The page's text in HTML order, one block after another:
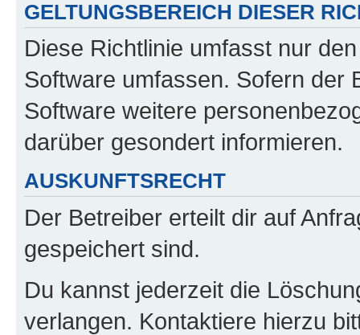
GELTUNGSBEREICH DIESER
Diese Richtlinie umfasst nur
Software umfassen. Sofern der
Software weitere
darüber gesondert informieren.
AUSKUNFTSRECHT
Der Betreiber erteilt dir auf
gespeichert sind.
Du kannst jederzeit die
verlangen. Kontaktiere hierzu